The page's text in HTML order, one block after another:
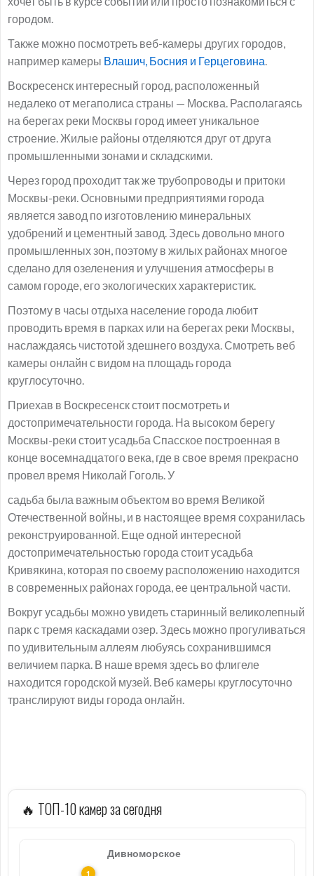
городом.
Также можно посмотреть веб-камеры других городов,
например камеры Влашич, Босния и Герцеговина.
Воскресенск интересный город, расположенный
недалеко от мегаполиса страны — Москва. Располагаясь
на берегах реки Москвы город имеет уникальное
строение. Жилые районы отделяются друг от друга
промышленными зонами и складскими.
Через город проходит так же трубопроводы и притоки
Москвы-реки. Основными предприятиями города
является завод по изготовлению минеральных
удобрений и цементный завод. Здесь довольно много
промышленных зон, поэтому в жилых районах многое
сделано для озеленения и улучшения атмосферы в
самом городе, его экологических характеристик.
Поэтому в часы отдыха население города любит
проводить время в парках или на берегах реки Москвы,
наслаждаясь чистотой здешнего воздуха. Смотреть веб
камеры онлайн с видом на площадь города
круглосуточно.
Приехав в Воскресенск стоит посмотреть и
достопримечательности города. На высоком берегу
Москвы-реки стоит усадьба Спасское построенная в
конце восемнадцатого века, где в свое время прекрасно
провел время Николай Гоголь. У
садьба была важным объектом во время Великой
Отечественной войны, и в настоящее время сохранилась
реконструированной. Еще одной интересной
достопримечательностью города стоит усадьба
Кривякина, которая по своему расположению находится
в современных районах города, ее центральной части.
Вокруг усадьбы можно увидеть старинный великолепный
парк с тремя каскадами озер. Здесь можно прогуливаться
по удивительным аллеям любуясь сохранившимся
величием парка. В наше время здесь во флигеле
находится городской музей. Веб камеры круглосуточно
транслируют виды города онлайн.
🔥 ТОП-10 камер за сегодня
Дивноморское